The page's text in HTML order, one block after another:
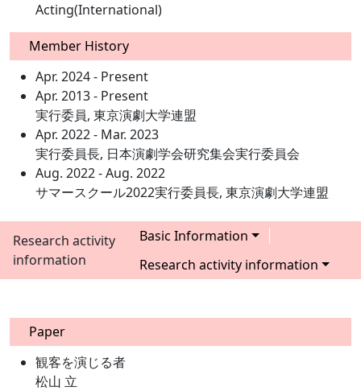
Acting(International)
Member History
Apr. 2024 - Present
Apr. 2013 - Present
実行委員, 東京演劇大学連盟
Apr. 2022 - Mar. 2023
実行委員長, 日本演劇学会研究集会実行委員会
Aug. 2022 - Aug. 2022
サマースクール2022実行委員長, 東京演劇大学連盟
Research activity
information
Basic Information
Research activity information
Paper
観客を演じる者
松山 立